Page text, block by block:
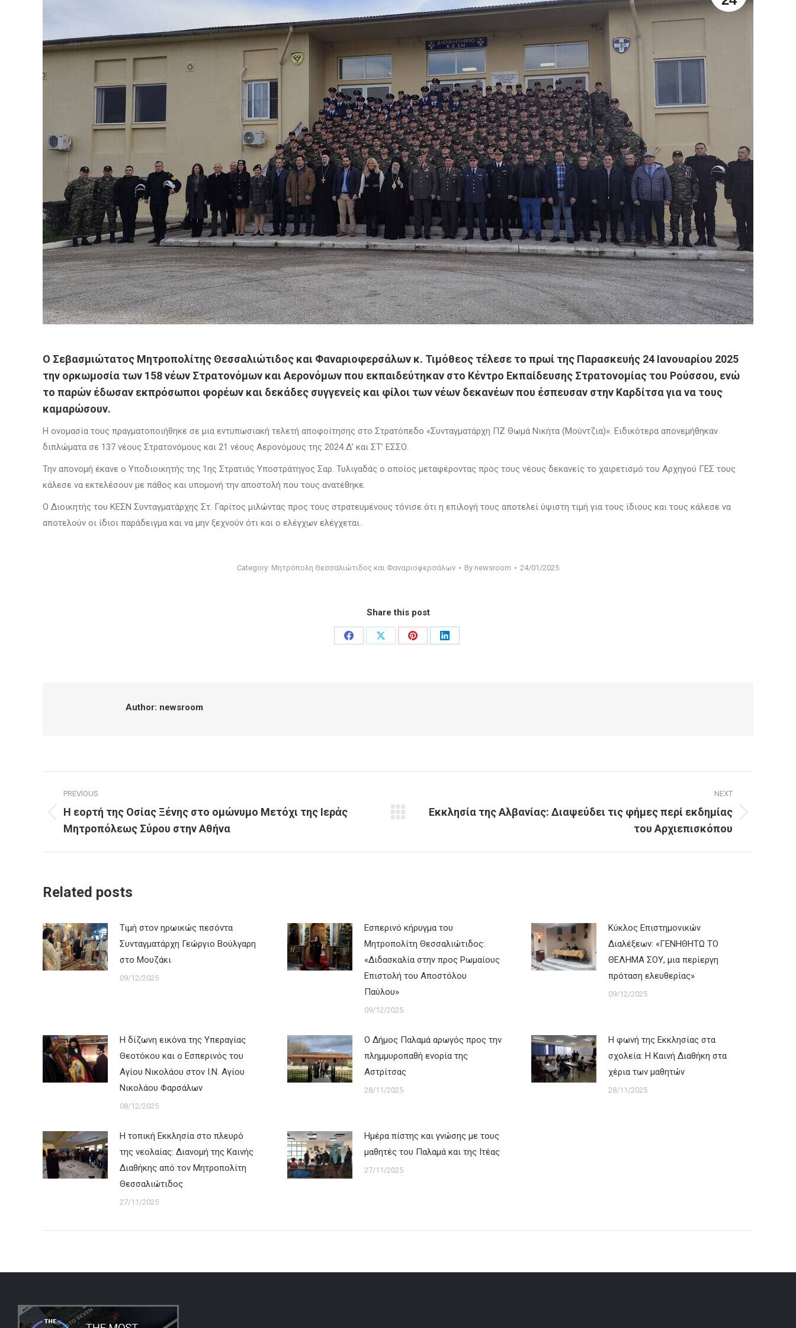
Ο Σεβασμιώτατος Μητροπολίτης Θεσσαλιώτιδος και Φαναριοφερσάλων κ. Τιμόθεος τέλεσε το πρωί της Παρασκευής 24 Ιανουαρίου 2025
την ορκωμοσία των 158 νέων Στρατονόμων και Αερονόμων που εκπαιδεύτηκαν στο Κέντρο Εκπαίδευσης Στρατονομίας του Ρούσσου, ενώ
το παρών έδωσαν εκπρόσωποι φορέων και δεκάδες συγγενείς και φίλοι των νέων δεκανέων που έσπευσαν στην Καρδίτσα για να τους
καμαρώσουν.
Η ονομασία τους πραγματοποιήθηκε σε μια εντυπωσιακή τελετή αποφοίτησης στο Στρατόπεδο «Συνταγματάρχη ΠΖ Θωμά Νικήτα (Μούντζια)». Ειδικότερα απονεμήθηκαν
διπλώματα σε 137 νέους Στρατονόμους και 21 νέους Αερονόμους της 2024 Δ’ και ΣΤ’ ΕΣΣΟ.
Την απονομή έκανε ο Υποδιοικητής της 1ης Στρατιάς Υποστράτηγος Σαρ. Τυλιγαδάς ο οποίος μεταφέροντας προς τους νέους δεκανείς το χαιρετισμό του Αρχηγού ΓΕΣ τους
κάλεσε να εκτελέσουν με πάθος και υπομονή την αποστολή που τους ανατέθηκε.
Ο Διοικητής του ΚΕΣΝ Συνταγματάρχης Στ. Γαρίτος μιλώντας προς τους στρατευμένους τόνισε ότι η επιλογή τους αποτελεί ύψιστη τιμή για τους ίδιους και τους κάλεσε να
αποτελούν οι ίδιοι παράδειγμα και να μην ξεχνούν ότι και ο ελέγχων ελέγχεται.
Category: Μητρόπολη Θεσσαλιώτιδος και Φαναριοφερσάλων By newsroom 24/01/2025
Share this post
Share
Share
Share
Share
Author: newsroom
navigation
PREVIOUS
Previous
post:
Η εορτή της Οσίας Ξένης στο ομώνυμο Μετόχι της Ιερἀς
Μητροπόλεως Σύρου στην Αθήνα
NEXT
Next
Εκκλησία της Αλβανίας: Διαψεύδει τις φήμες περί εκδημίας
του Αρχιεπισκόπου
Related posts
Τιμή στον ηρωικώς πεσόντα
Συνταγματάρχη Γεώργιο Βούλγαρη
στο Μουζάκι
09/12/2025
Εσπερινό κήρυγμα του
Μητροπολίτη Θεσσαλιώτιδος:
«Διδασκαλία στην προς Ρωμαίους
Επιστολή του Αποστόλου
Παύλου»
09/12/2025
Κύκλος Επιστημονικών
Διαλέξεων: «ΓΕΝΗΘΗΤΩ ΤΟ
ΘΕΛΗΜΑ ΣΟΥ, μια περίεργη
πρόταση ελευθερίας»
09/12/2025
Η δίζωνη εικόνα της Υπεραγίας
Θεοτόκου και ο Εσπερινός του
Aγίου Νικολάου στον Ι.Ν. Αγίου
Νικολάου Φαρσάλων
08/12/2025
Ο Δήμος Παλαμά αρωγός προς την
πλημμυροπαθή ενορία της
Αστρίτσας
28/11/2025
Η φωνή της Εκκλησίας στα
σχολεία: Η Καινή Διαθήκη στα
χέρια των μαθητών
28/11/2025
Η τοπική Εκκλησία στο πλευρό
της νεολαίας: Διανομή της Καινής
Διαθήκης από τον Μητροπολίτη
Θεσσαλιώτιδος
27/11/2025
Ημέρα πίστης και γνώσης με τους
μαθητές του Παλαμά και της Ιτέας
27/11/2025